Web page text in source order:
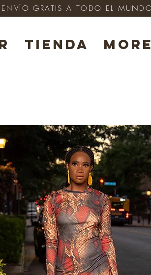
TIENDA
ENVÍO GRATIS A TODO EL